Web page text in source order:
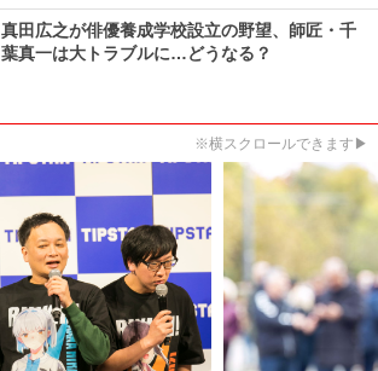
真田広之が俳優養成学校設立の野望、師匠・千
葉真一は大トラブルに…どうなる？
※横スクロールできます▶